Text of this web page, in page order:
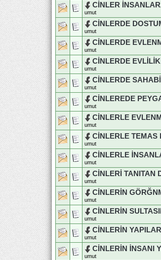
CİNLER
umut
CİNLERDE
umut
CİNLERDE
umut
CİNLERDE EVLİLİK
umut
CİNLERDE
umut
CİNLEREDE
umut
CİNLERLE
umut
CİNLERLE TEMAS
umut
CİNLERLE
umut
CİNLERİ TANITAN
umut
CİNLERİN
umut
CİNLERİN
umut
CİNLERİN
umut
CİNLERİN İNSANI
umut